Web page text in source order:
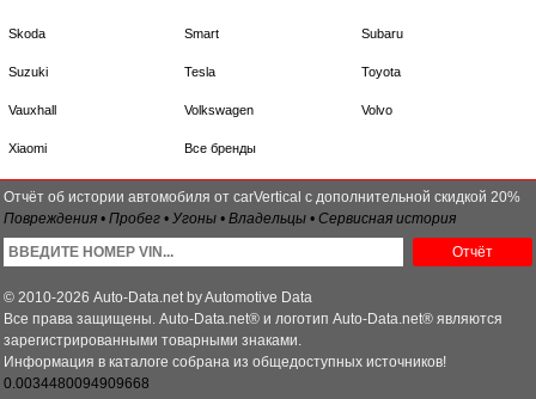
Skoda Smart Subaru
Suzuki Tesla Toyota
Vauxhall Volkswagen Volvo
Xiaomi Все бренды
Отчёт об истории автомобиля от carVertical с дополнительной скидкой 20%
Повреждения • Пробег • Угоны • Владельцы • Сервисная история
Отчёт
© 2010-2026 Auto-Data.net by Automotive Data
Все права защищены. Auto-Data.net® и логотип Auto-Data.net® являются
зарегистрированными товарными знаками.
Информация в каталоге собрана из общедоступных источников!
0.0034480094909668